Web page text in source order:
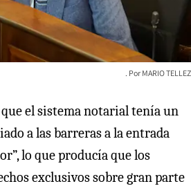
MARIO TELLEZ
el sistema notarial tenía un
a las barreras a la entrada
lo que producía que los
exclusivos sobre gran parte